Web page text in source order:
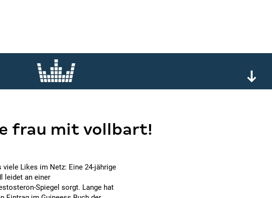
frau mit vollbart!
viele Likes im Netz: Eine 24-jährige
leidet an einer
Spiegel sorgt. Lange hat